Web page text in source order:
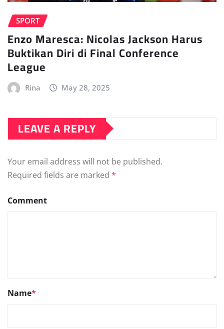
SPORT
Enzo Maresca: Nicolas Jackson Harus
Buktikan Diri di Final Conference
League
Rina May 28, 2025
LEAVE A REPLY
Your email address will not be published.
Required fields are marked *
Comment
Name*